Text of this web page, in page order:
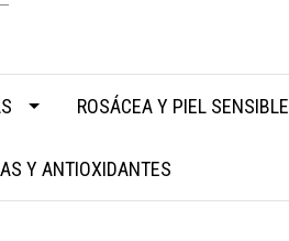
ROSÁCEA Y PIEL SENSIBLE
Y ANTIOXIDANTES